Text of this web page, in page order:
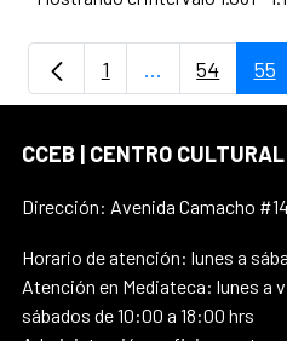
Página
1 ...PáginasPágina
54 55
CCEB | CENTRO
Dirección: Avenida Camacho
Horario de atención: lunes a
Atención en Mediateca: lunes a
sábados de 10:00 a 18:00 hrs